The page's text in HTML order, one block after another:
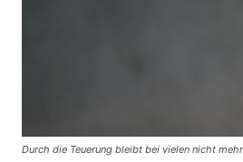
Durch die Teuerung bleibt bei vielen nicht